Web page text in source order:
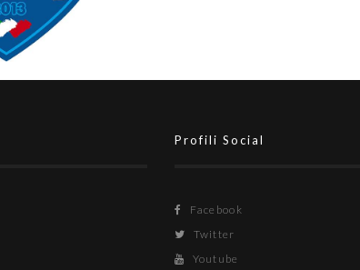
Profili Social
Facebook
Twitter
Youtube